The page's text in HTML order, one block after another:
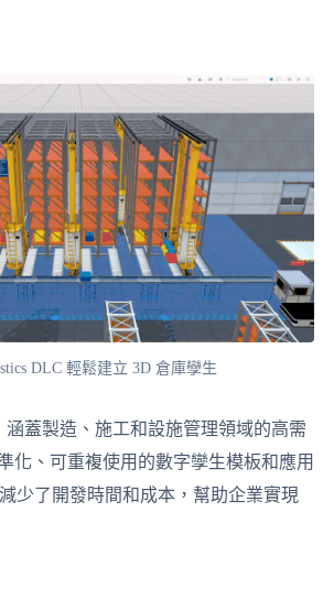
DLC 輕鬆建立 3D 倉庫孿生
涵蓋製造、施工和設施管理領域的高需
化、可重複使用的數字孿生模板和應用
少了開發時間和成本，幫助企業實現